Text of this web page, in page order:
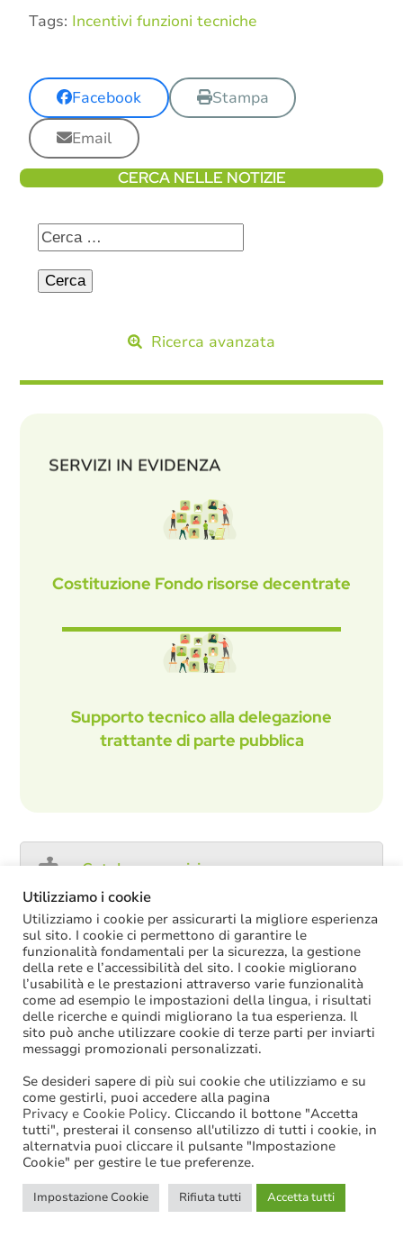
Tags: Incentivi funzioni tecniche
Facebook
Stampa
Email
CERCA NELLE NOTIZIE
Ricerca avanzata
SERVIZI IN EVIDENZA
Costituzione Fondo risorse decentrate
Supporto tecnico alla delegazione
trattante di parte pubblica
Catalogo servizi
ULTIME NOTIZIE
Decreto PA: nella versione definitiva salta il
chiarimento sul trattamento economico
spettante durante le ferie
La soppressione dei vecchi tetti di spesa
offre più margini anche per l’aumento del
ACCRUAL: come si registrano i
trasferimenti vincolati per investimenti
riscossi prima del 2025?
Oggi in Cdm il nuovo “Decreto PA”: molte
le novità di interesse per gli enti locali
Niente assunzioni tramite scorrimento di
graduatorie di mobilità
Utilizziamo i cookie
Utilizziamo i cookie per assicurarti la migliore esperienza
sul sito. I cookie ci permettono di garantire le
funzionalità fondamentali per la sicurezza, la gestione
della rete e l’accessibilità del sito. I cookie migliorano
l’usabilità e le prestazioni attraverso varie funzionalità
come ad esempio le impostazioni della lingua, i risultati
delle ricerche e quindi migliorano la tua esperienza. Il
sito può anche utilizzare cookie di terze parti per inviarti
messaggi promozionali personalizzati.
Se desideri sapere di più sui cookie che utilizziamo e su
come gestirli, puoi accedere alla pagina
Privacy e Cookie Policy. Cliccando il bottone "Accetta
tutti", presterai il consenso all'utilizzo di tutti i cookie, in
alternatvia puoi cliccare il pulsante "Impostazione
Cookie" per gestire le tue preferenze.
Impostazione Cookie Rifiuta tutti Accetta tutti